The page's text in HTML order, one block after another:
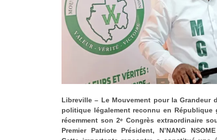
Libreville – Le Mouvement pour la Grandeur
politique légalement reconnu en République
récemment son 2ᵉ Congrès extraordinaire
Premier Patriote Président, N’NANG